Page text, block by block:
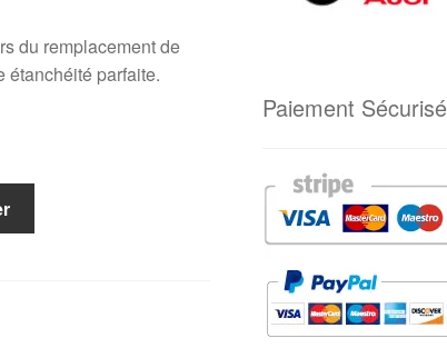
du remplacement de
étanchéité parfaite.
Paiement Sécurisé